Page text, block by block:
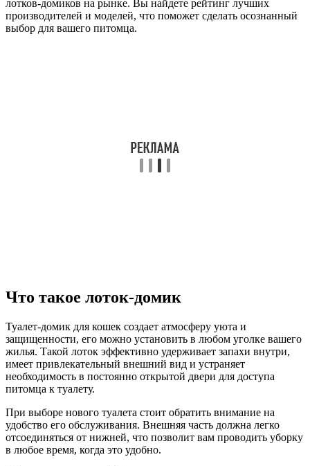
лотков-домиков на рынке. Вы найдете рейтинг лучших
производителей и моделей, что поможет сделать осознанный
выбор для вашего питомца.
Что такое лоток-домик
Туалет-домик для кошек создает атмосферу уюта и
защищенности, его можно установить в любом уголке вашего
жилья. Такой лоток эффективно удерживает запахи внутри,
имеет привлекательный внешний вид и устраняет
необходимость в постоянно открытой двери для доступа
питомца к туалету.
При выборе нового туалета стоит обратить внимание на
удобство его обслуживания. Внешняя часть должна легко
отсоединяться от нижней, что позволит вам проводить уборку
в любое время, когда это удобно.